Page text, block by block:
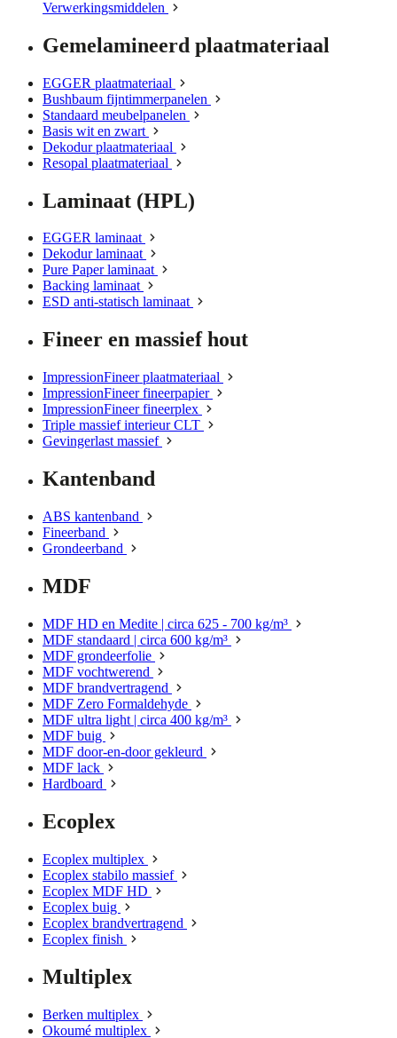
Verwerkingsmiddelen
Gemelamineerd plaatmateriaal
EGGER plaatmateriaal
Bushbaum fijntimmerpanelen
Standaard meubelpanelen
Basis wit en zwart
Dekodur plaatmateriaal
Resopal plaatmateriaal
Laminaat (HPL)
EGGER laminaat
Dekodur laminaat
Pure Paper laminaat
Backing laminaat
ESD anti-statisch laminaat
Fineer en massief hout
ImpressionFineer plaatmateriaal
ImpressionFineer fineerpapier
ImpressionFineer fineerplex
Triple massief interieur CLT
Gevingerlast massief
Kantenband
ABS kantenband
Fineerband
Grondeerband
MDF
MDF HD en Medite | circa 625 - 700 kg/m³
MDF standaard | circa 600 kg/m³
MDF grondeerfolie
MDF vochtwerend
MDF brandvertragend
MDF Zero Formaldehyde
MDF ultra light | circa 400 kg/m³
MDF buig
MDF door-en-door gekleurd
MDF lack
Hardboard
Ecoplex
Ecoplex multiplex
Ecoplex stabilo massief
Ecoplex MDF HD
Ecoplex buig
Ecoplex brandvertragend
Ecoplex finish
Multiplex
Berken multiplex
Okoumé multiplex